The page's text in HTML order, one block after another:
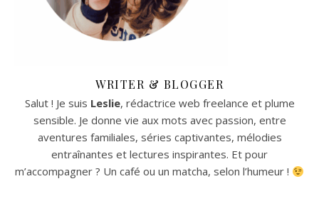
WRITER & BLOGGER
Salut ! Je suis Leslie, rédactrice web freelance et plume
sensible. Je donne vie aux mots avec passion, entre
aventures familiales, séries captivantes, mélodies
entraînantes et lectures inspirantes. Et pour
m’accompagner ? Un café ou un matcha, selon l’humeur !